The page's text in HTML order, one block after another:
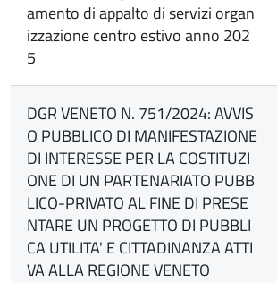
amento di appalto di servizi organ
izzazione centro estivo anno 202
5
DGR VENETO N. 751/2024: AVVIS
O PUBBLICO DI MANIFESTAZIONE
DI INTERESSE PER LA COSTITUZI
ONE DI UN PARTENARIATO PUBB
LICO-PRIVATO AL FINE DI PRESE
NTARE UN PROGETTO DI PUBBLI
CA UTILITA' E CITTADINANZA ATTI
VA ALLA REGIONE VENETO